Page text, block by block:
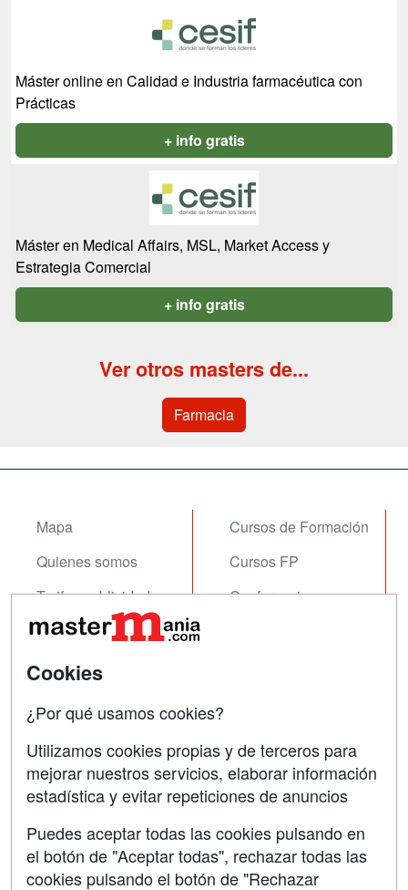
Máster online en Calidad e Industria farmacéutica con
Prácticas
+ info gratis
Máster en Medical Affairs, MSL, Market Access y
Estrategia Comercial
+ info gratis
Ver otros masters de...
Farmacia
Mapa
Quienes somos
Tarifas publicidad
Acceso Usuarios
Acceso Centros
Cursos de Formación
Cursos FP
Conferencias
Contactar
Confidencialidad
Aviso legal
Copyleft
Cookies
¿Por qué usamos cookies?
Utilizamos cookies propias y de terceros para
mejorar nuestros servicios, elaborar información
estadística y evitar repeticiones de anuncios
Puedes aceptar todas las cookies pulsando en
el botón de "Aceptar todas", rechazar todas las
cookies pulsando el botón de "Rechazar